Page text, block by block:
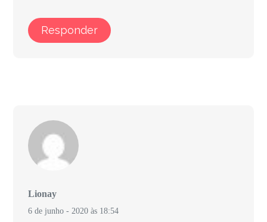
Responder
Lionay
6 de junho - 2020 às 18:54